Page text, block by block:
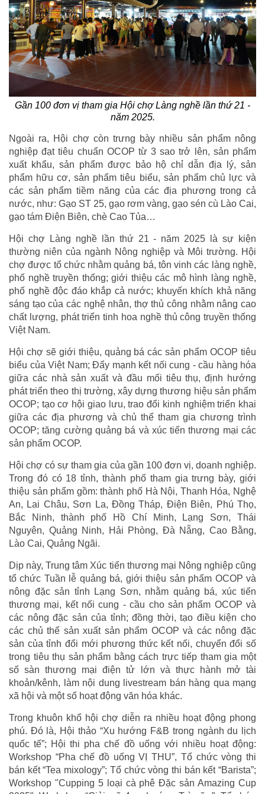
Gần 100 đơn vị tham gia Hội chợ Làng nghề lần thứ 21 -
năm 2025.
Ngoài ra, Hội chợ còn trưng bày nhiều sản phẩm nông
nghiệp đạt tiêu chuẩn OCOP từ 3 sao trở lên, sản phẩm
xuất khẩu, sản phẩm được bảo hộ chỉ dẫn địa lý, sản
phẩm hữu cơ, sản phẩm tiêu biểu, sản phẩm chủ lực và
các sản phẩm tiềm năng của các địa phương trong cả
nước, như: Gạo ST 25, gạo rơm vàng, gạo sén cù Lào Cai,
gạo tám Điện Biên, chè Cao Tủa…
Hội chợ Làng nghề lần thứ 21 - năm 2025 là sự kiện
thường niên của ngành Nông nghiệp và Môi trường. Hội
chợ được tổ chức nhằm quảng bá, tôn vinh các làng nghề,
phố nghề truyền thống; giới thiệu các mô hình làng nghề,
phố nghề độc đáo khắp cả nước; khuyến khích khả năng
sáng tạo của các nghệ nhân, thợ thủ công nhằm nâng cao
chất lượng, phát triển tinh hoa nghề thủ công truyền thống
Việt Nam.
Hội chợ sẽ giới thiệu, quảng bá các sản phẩm OCOP tiêu
biểu của Việt Nam; Đẩy mạnh kết nối cung - cầu hàng hóa
giữa các nhà sản xuất và đầu mối tiêu thụ, định hướng
phát triển theo thị trường, xây dựng thương hiệu sản phẩm
OCOP; tạo cơ hội giao lưu, trao đổi kinh nghiệm triển khai
giữa các địa phương và chủ thể tham gia chương trình
OCOP; tăng cường quảng bá và xúc tiến thương mại các
sản phẩm OCOP.
Hội chợ có sự tham gia của gần 100 đơn vị, doanh nghiệp.
Trong đó có 18 tỉnh, thành phố tham gia trưng bày, giới
thiệu sản phẩm gồm: thành phố Hà Nội, Thanh Hóa, Nghệ
An, Lai Châu, Sơn La, Đồng Tháp, Điện Biên, Phú Thọ,
Bắc Ninh, thành phố Hồ Chí Minh, Lạng Sơn, Thái
Nguyên, Quảng Ninh, Hải Phòng, Đà Nẵng, Cao Bằng,
Lào Cai, Quảng Ngãi.
Dịp này, Trung tâm Xúc tiến thương mại Nông nghiệp cũng
tổ chức Tuần lễ quảng bá, giới thiệu sản phẩm OCOP và
nông đặc sản tỉnh Lạng Sơn, nhằm quảng bá, xúc tiến
thương mại, kết nối cung - cầu cho sản phẩm OCOP và
các nông đặc sản của tỉnh; đồng thời, tạo điều kiện cho
các chủ thể sản xuất sản phẩm OCOP và các nông đặc
sản của tỉnh đổi mới phương thức kết nối, chuyển đổi số
trong tiêu thụ sản phẩm bằng cách trực tiếp tham gia một
số sàn thương mại điện tử lớn và thực hành mở tài
khoản/kênh, làm nội dung livestream bán hàng qua mạng
xã hội và một số hoạt động văn hóa khác.
Trong khuôn khổ hội chợ diễn ra nhiều hoạt động phong
phú. Đó là, Hội thảo “Xu hướng F&B trong ngành du lịch
quốc tế”; Hội thi pha chế đồ uống với nhiều hoạt động:
Workshop “Pha chế đồ uống VỊ THU”, Tổ chức vòng thi
bán kết “Tea mixology”; Tổ chức vòng thi bán kết “Barista”;
Workshop "Cupping 5 loại cà phê Đặc sản Amazing Cup